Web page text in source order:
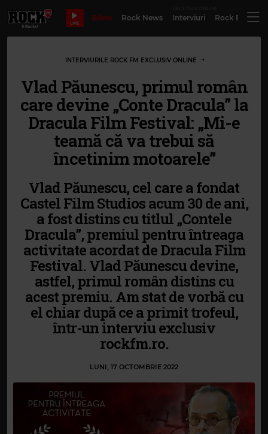
LIVE
Bilete Rock News Interviuri Rock
INTERVIURILE ROCK FM EXCLUSIV ONLINE
Vlad Păunescu, primul român
care devine „Conte Dracula” la
Dracula Film Festival: „Mi-e
teamă că va trebui să
încetinim motoarele”
Vlad Păunescu, cel care a fondat
Castel Film Studios acum 30 de ani,
a fost distins cu titlul „Contele
Dracula”, premiul pentru întreaga
activitate acordat de Dracula Film
Festival. Vlad Păunescu devine,
astfel, primul român distins cu
acest premiu. Am stat de vorbă cu
el chiar după ce a primit trofeul,
într-un interviu exclusiv
rockfm.ro.
LUNI, 17 OCTOMBRIE 2022